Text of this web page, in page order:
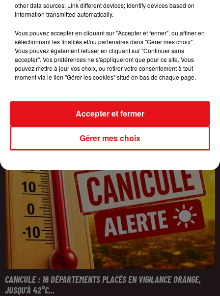
INCENDIES : 184 PERSONNES INTERPELLÉES DEPUIS DÉBUT
JUILLET, DES...
CANICULE : 16 DÉPARTEMENTS PLACÉS EN VIGILANCE ORANGE,
JUSQU'À 42°C...
other data sources; Link different devices; Identify devices based on
information transmitted automatically.
Vous pouvez accepter en cliquant sur "Accepter et fermer", ou affiner en
sélectionnant les finalités et/ou partenaires dans "Gérer mes choix".
Vous pouvez également refuser en cliquant sur "Continuer sans
accepter". Vos préférences ne s'appliqueront que pour ce site. Vous
pouvez mettre à jour vos choix, ou retirer votre consentement à tout
moment via le lien "Gérer les cookies" situé en bas de chaque page.
Gérer mes choix
Accepter et fermer